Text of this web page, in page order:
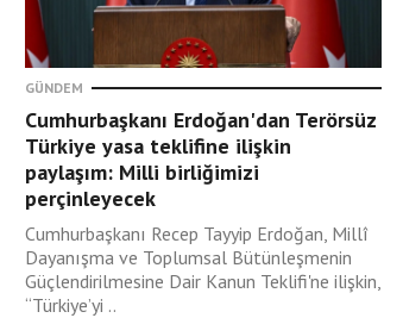
GÜNDEM
Cumhurbaşkanı Erdoğan'dan Terörsüz
Türkiye yasa teklifine ilişkin
paylaşım: Milli birliğimizi
perçinleyecek
Cumhurbaşkanı Recep Tayyip Erdoğan, Millî
Dayanışma ve Toplumsal Bütünleşmenin
Güçlendirilmesine Dair Kanun Teklifi'ne ilişkin,
“Türkiye’yi ..